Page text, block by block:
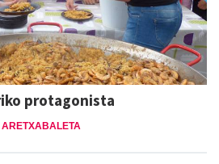
protagonista
ARETXABALETA